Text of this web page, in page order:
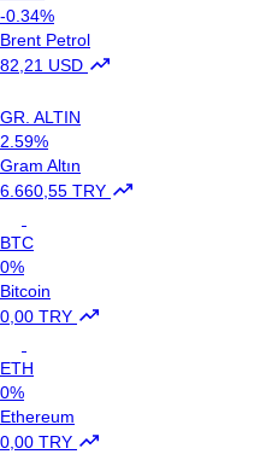
-0.34%
Brent Petrol
82,21 USD
GR. ALTIN
2.59%
Gram Altın
6.660,55 TRY
BTC
0%
Bitcoin
0,00 TRY
ETH
0%
Ethereum
0,00 TRY